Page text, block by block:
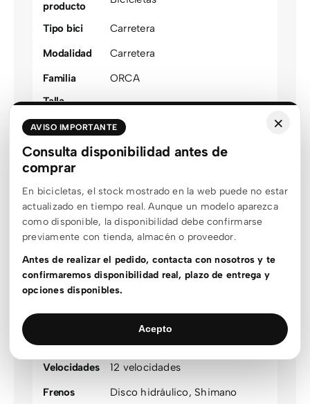
producto
Tipo bici
Carretera
Modalidad
Carretera
Familia
ORCA
Talla
47,49,51,53,55,57,60
Color
agrupado
Azul
Género
Estado stock Sin stock
Material
Carbono
Rueda
26,700c
100mm ,
Suspensión
Rígida delantera
Motor
Shimano
Transmisión
Shimano 105
Velocidades
12 velocidades
Frenos
Disco hidráulico, Shimano
×
AVISO IMPORTANTE
Consulta disponibilidad antes de
comprar
En bicicletas, el stock mostrado en la web puede no estar
actualizado en tiempo real. Aunque un modelo aparezca
como disponible, la disponibilidad debe confirmarse
previamente con tienda, almacén o proveedor.
Antes de realizar el pedido, contacta con nosotros y te
confirmaremos disponibilidad real, plazo de entrega y
opciones disponibles.
Acepto